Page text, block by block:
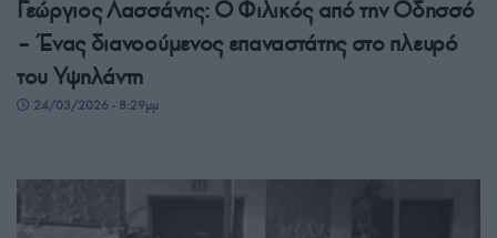
Γεώργιος Λασσάνης: Ο Φιλικός από την Οδησσό
– Ένας διανοούμενος επαναστάτης στο πλευρό
του Υψηλάντη
24/03/2026 - 8:29μμ